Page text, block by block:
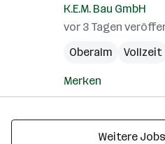
K.E.M. Bau GmbH
vor 3 Tagen
Oberalm
Vollzeit
Merken
Weitere